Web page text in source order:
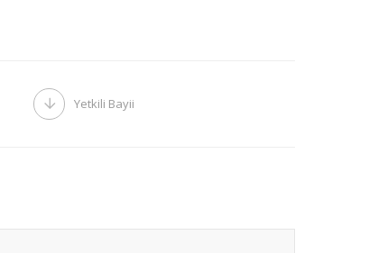
Yetkili Bayii